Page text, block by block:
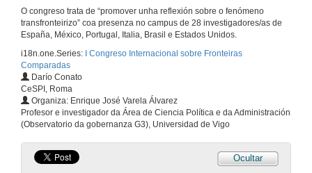
O congreso trata de “promover unha reflexión sobre o fenómeno
transfronteirizo” coa presenza no campus de 28 investigadores/as de
España, México, Portugal, Italia, Brasil e Estados Unidos.
i18n.one.Series:
I Congreso Internacional sobre Fronteiras
Comparadas
Darío Conato
CeSPI, Roma
Organiza: Enrique José Varela Álvarez
Profesor e investigador da Área de Ciencia Política e da Administración
(Observatorio da gobernanza G3), Universidad de Vigo
Ocultar
25 de set. de 2015
O marco institucional do intercambio académico e científico na fronteira entre México e Estados Unidos: redes e programas interinstitucionais da relación binacional